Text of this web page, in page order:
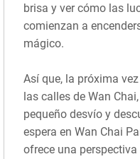
brisa y ver cómo las
comienzan a
mágico.
Así que, la próxima
las calles de Wan
pequeño desvío y
espera en Wan Chai
ofrece una